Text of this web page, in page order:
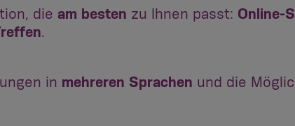
die am besten zu Ihnen passt: Online-
.
in mehreren Sprachen und die